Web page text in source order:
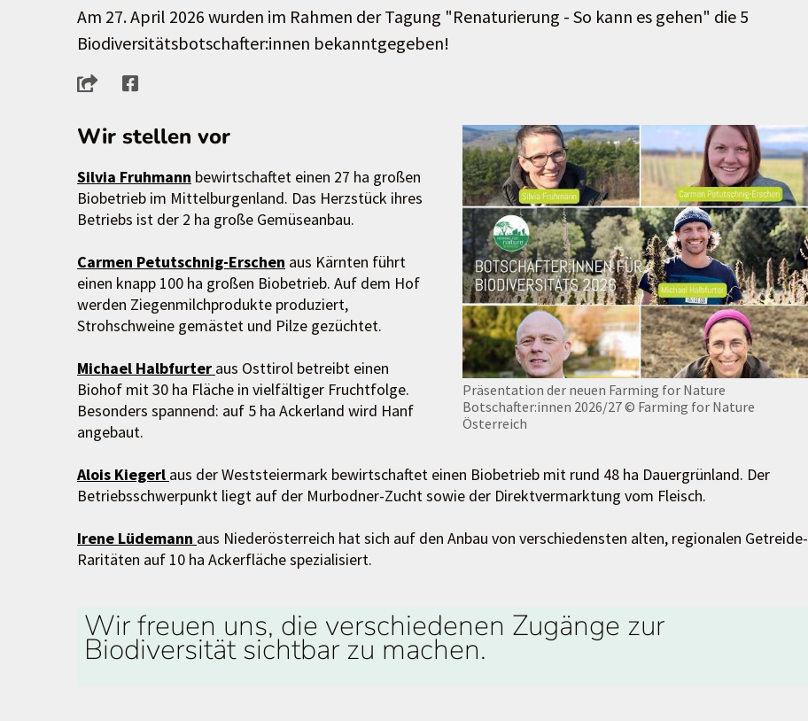
Am 27. April 2026 wurden im Rahmen der Tagung "Renaturierung - So kann es gehen" die 5
Biodiversitätsbotschafter:innen bekanntgegeben!
Präsentation der neuen Farming for Nature
Botschafter:innen 2026/27© Farming for Nature
Österreich
Wir stellen vor
Silvia Fruhmann bewirtschaftet einen 27 ha großen
Biobetrieb im Mittelburgenland. Das Herzstück ihres
Betriebs ist der 2 ha große Gemüseanbau.
Carmen Petutschnig-Erschen aus Kärnten führt
einen knapp 100 ha großen Biobetrieb. Auf dem Hof
werden Ziegenmilchprodukte produziert,
Strohschweine gemästet und Pilze gezüchtet.
Michael Halbfurter aus Osttirol betreibt einen
Biohof mit 30 ha Fläche in vielfältiger Fruchtfolge.
Besonders spannend: auf 5 ha Ackerland wird Hanf
angebaut.
Alois Kiegerl aus der Weststeiermark bewirtschaftet einen Biobetrieb mit rund 48 ha Dauergrünland. Der
Betriebsschwerpunkt liegt auf der Murbodner-Zucht sowie der Direktvermarktung vom Fleisch.
Irene Lüdemann aus Niederösterreich hat sich auf den Anbau von verschiedensten alten, regionalen Getreide-
Raritäten auf 10 ha Ackerfläche spezialisiert.
Wir freuen uns, die verschiedenen Zugänge zur
Biodiversität sichtbar zu machen.